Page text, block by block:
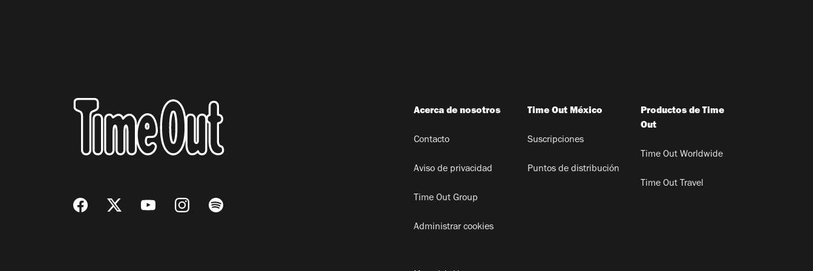
Acerca de nosotros
Contacto
Aviso de privacidad
Time Out Group
Administrar cookies
Time Out México
Suscripciones
Puntos de distribución
Productos de Time
Out
Time Out Worldwide
Time Out Travel